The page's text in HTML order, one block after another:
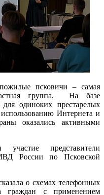
псковичи – самая
группа. На базе
одиноких престарелых
Интернета и
оказались активными
представители
России по Псковской
о схемах телефонных
граждан с применением